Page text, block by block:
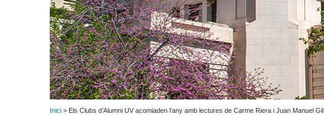
Inici > Els Clubs d’Alumni UV acomiaden l’any amb lectures de Carme Riera i Juan Manuel Gil